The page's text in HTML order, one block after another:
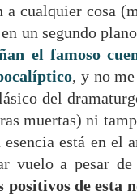
cualquier cosa
un segundo
el famoso
, y no
del
muertas) ni
está en el
vuelo a pesar
positivos de esta